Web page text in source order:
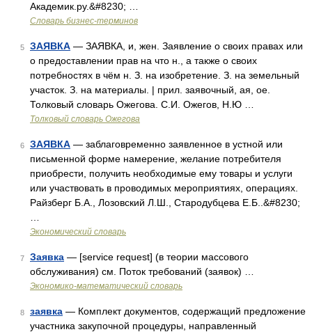
Академик.ру.&#8230; …
Словарь бизнес-терминов
5 ЗАЯВКА — ЗАЯВКА, и, жен. Заявление о своих правах или
о предоставлении прав на что н., а также о своих
потребностях в чём н. З. на изобретение. З. на земельный
участок. З. на материалы. | прил. заявочный, ая, ое.
Толковый словарь Ожегова. С.И. Ожегов, Н.Ю …
Толковый словарь Ожегова
6 ЗАЯВКА — заблаговременно заявленное в устной или
письменной форме намерение, желание потребителя
приобрести, получить необходимые ему товары и услуги
или участвовать в проводимых мероприятиях, операциях.
Райзберг Б.А., Лозовский Л.Ш., Стародубцева Е.Б..&#8230;
Экономический словарь
7 Заявка — [service request] (в теории массового
обслуживания) см. Поток требований (заявок) …
Экономико-математический словарь
8 заявка — Комплект документов, содержащий предложение
участника закупочной процедуры, направленный